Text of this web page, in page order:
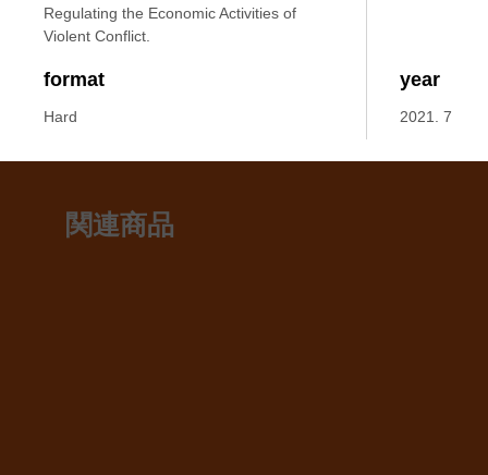
Regulating the Economic Activities of
Violent Conflict.
format
Hard
year
2021. 7
関連商品